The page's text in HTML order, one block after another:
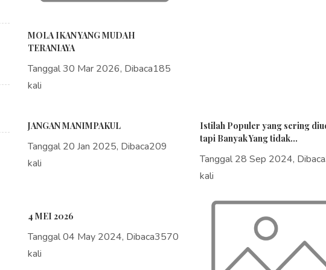
MOLA IKAN YANG MUDAH
TERANIAYA
Tanggal 30 Mar 2026, Dibaca185
kali
JANGAN MANIMPAKUL
Tanggal 20 Jan 2025, Dibaca209
kali
Istilah Populer yang sering
tapi Banyak Yang tidak...
Tanggal 28 Sep 2024,
kali
4 MEI 2026
Tanggal 04 May 2024, Dibaca3570
kali